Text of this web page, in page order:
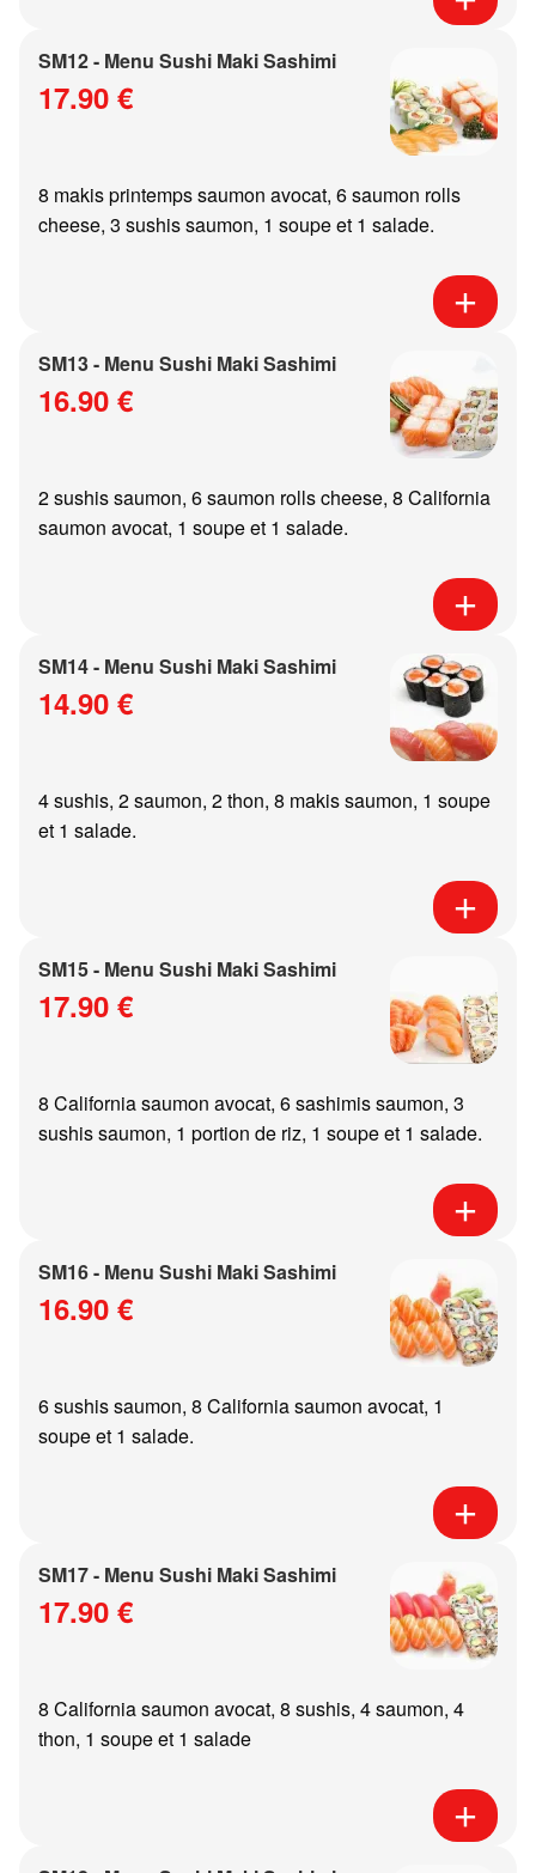
SM12 - Menu Sushi Maki Sashimi
17.90 €
8 makis printemps saumon avocat, 6 saumon rolls
cheese, 3 sushis saumon, 1 soupe et 1 salade.
SM13 - Menu Sushi Maki Sashimi
16.90 €
2 sushis saumon, 6 saumon rolls cheese, 8 California
saumon avocat, 1 soupe et 1 salade.
SM14 - Menu Sushi Maki Sashimi
14.90 €
4 sushis, 2 saumon, 2 thon, 8 makis saumon, 1 soupe
et 1 salade.
SM15 - Menu Sushi Maki Sashimi
17.90 €
8 California saumon avocat, 6 sashimis saumon, 3
sushis saumon, 1 portion de riz, 1 soupe et 1 salade.
SM16 - Menu Sushi Maki Sashimi
16.90 €
6 sushis saumon, 8 California saumon avocat, 1
soupe et 1 salade.
SM17 - Menu Sushi Maki Sashimi
17.90 €
8 California saumon avocat, 8 sushis, 4 saumon, 4
thon, 1 soupe et 1 salade